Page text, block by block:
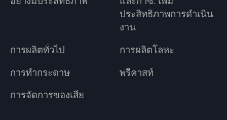
ประสิทธิภาพการดำเนิน
งาน
การผลิตทั่วไป
การผลิตโลหะ
การทำกระดาษ
พรีคาสท์
การจัดการของเสีย